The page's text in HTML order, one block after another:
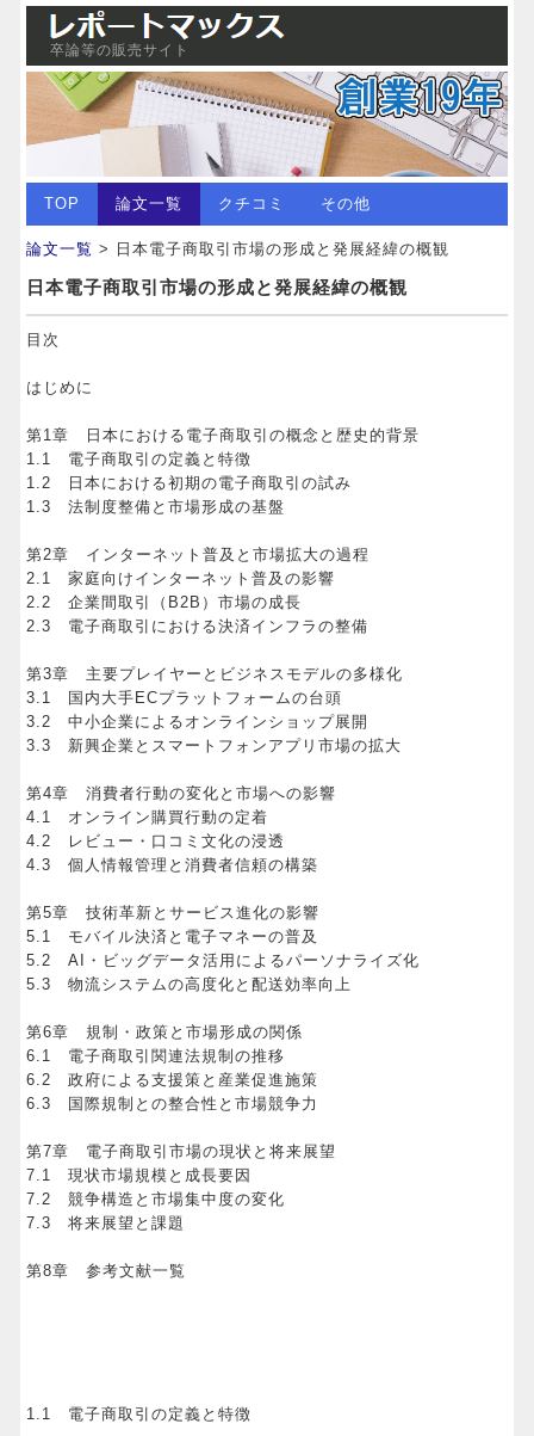
卒論等の販売サイト
TOP 論文一覧 クチコミ その他
論文一覧 > 日本電子商取引市場の形成と発展経緯の概観
日本電子商取引市場の形成と発展経緯の概観
目次
はじめに
第1章 日本における電子商取引の概念と歴史的背景
1.1 電子商取引の定義と特徴
1.2 日本における初期の電子商取引の試み
1.3 法制度整備と市場形成の基盤
第2章 インターネット普及と市場拡大の過程
2.1 家庭向けインターネット普及の影響
2.2 企業間取引（B2B）市場の成長
2.3 電子商取引における決済インフラの整備
第3章 主要プレイヤーとビジネスモデルの多様化
3.1 国内大手ECプラットフォームの台頭
3.2 中小企業によるオンラインショップ展開
3.3 新興企業とスマートフォンアプリ市場の拡大
第4章 消費者行動の変化と市場への影響
4.1 オンライン購買行動の定着
4.2 レビュー・口コミ文化の浸透
4.3 個人情報管理と消費者信頼の構築
第5章 技術革新とサービス進化の影響
5.1 モバイル決済と電子マネーの普及
5.2 AI・ビッグデータ活用によるパーソナライズ化
5.3 物流システムの高度化と配送効率向上
第6章 規制・政策と市場形成の関係
6.1 電子商取引関連法規制の推移
6.2 政府による支援策と産業促進施策
6.3 国際規制との整合性と市場競争力
第7章 電子商取引市場の現状と将来展望
7.1 現状市場規模と成長要因
7.2 競争構造と市場集中度の変化
7.3 将来展望と課題
第8章 参考文献一覧
1.1 電子商取引の定義と特徴